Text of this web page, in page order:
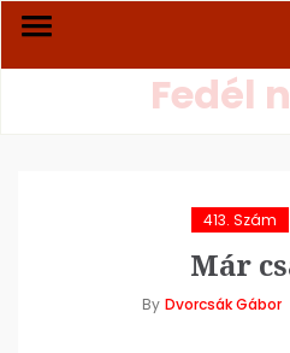
Fedél
413. Szám
Már
By Dvorcsák Gábor